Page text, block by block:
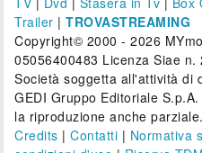
Trailer |TROVASTREAMING
Copyright© 2000 - 2026
05056400483 Licenza Siae n.
Società soggetta all'attività di
GEDI Gruppo Editoriale
la riproduzione anche parziale.
Credits |Contatti | Normativa